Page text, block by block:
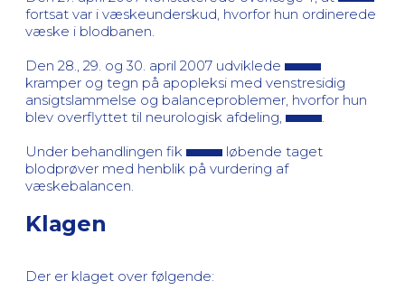
fortsat var i væskeunderskud, hvorfor hun ordinerede
væske i blodbanen.
Den 28., 29. og 30. april 2007 udviklede
kramper og tegn på apopleksi med venstresidig
ansigtslammelse og balanceproblemer, hvorfor hun
blev overflyttet til neurologisk afdeling,
Under behandlingen fik
løbende taget
blodprøver med henblik på vurdering af
væskebalancen.
Klagen
Der er klaget over følgende: